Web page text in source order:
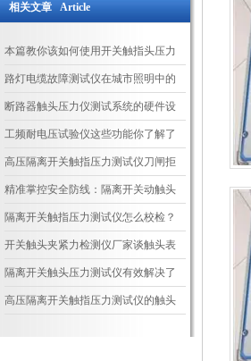
相关文章 Article
本篇教你该如何使用开关触指头压力
测试仪
路灯电缆故障测试仪在城市照明中的
重要作用
断路器触头压力仪测试系统的硬件设
计
工频耐电压试验仪这些功能你了解了
吗
高压隔离开关触指压力测试仪刀闸拒
合故障分析
精准掌控安全防线：隔离开关动触头
夹紧力测试仪操作指南
隔离开关触指压力测试仪怎么校检？
开关触头夹紧力检测仪厂家谈触头表
面熔化的处理
隔离开关触头压力测试仪有效解决了
测量触指压力的一大难题
高压隔离开关触指压力测试仪的触头